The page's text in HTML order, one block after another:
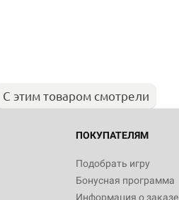
С этим товаром смотрели
ПОКУПАТЕЛЯМ
Подобрать игру
Бонусная программа
Информация о заказе